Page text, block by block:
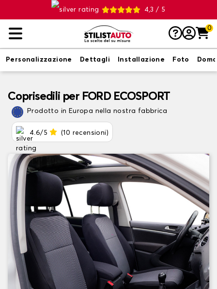
4,3 / 5
0
Personalizzazione Dettagli Installazione Foto
Coprisedili per FORD ECOSPORT
Prodotto in Europa nella nostra fabbrica
4.6/5 (10 recensioni)